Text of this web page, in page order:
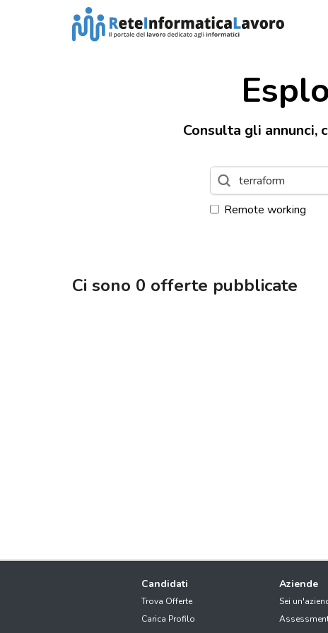
Consulta gli annunci,
Remote working
Ci sono 0 offerte pubblicate
Candidati
Trova Offerte
Carica Profilo
Aziende
Sei